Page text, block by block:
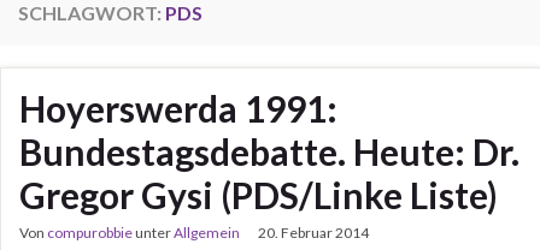
SCHLAGWORT: PDS
Hoyerswerda 1991:
Bundestagsdebatte. Heute: Dr.
Gregor Gysi (PDS/Linke Liste)
Von compurobbieunterAllgemein 20. Februar 2014